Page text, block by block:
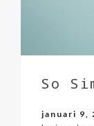
So
januari 9,